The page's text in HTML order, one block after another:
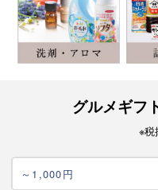
グルメギフ
※税
～1,000円